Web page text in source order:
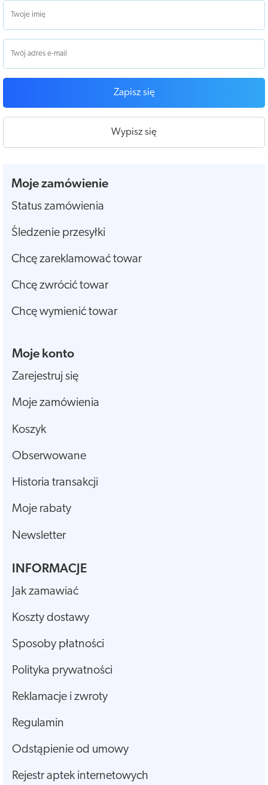
Zapisz się
Wypisz się
Moje zamówienie
Status zamówienia
Śledzenie przesyłki
Chcę zareklamować towar
Chcę zwrócić towar
Chcę wymienić towar
Moje konto
Zarejestruj się
Moje zamówienia
Koszyk
Obserwowane
Historia transakcji
Moje rabaty
Newsletter
INFORMACJE
Jak zamawiać
Koszty dostawy
Sposoby płatności
Polityka prywatności
Reklamacje i zwroty
Regulamin
Odstąpienie od umowy
Rejestr aptek internetowych